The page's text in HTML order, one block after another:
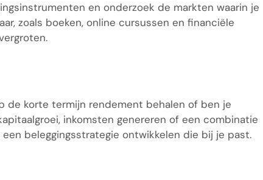
en onderzoek de markten waarin je
zoals boeken, online cursussen en financiële
de korte termijn rendement behalen of ben je
inkomsten genereren of een combinatie
beleggingsstrategie ontwikkelen die bij je past.